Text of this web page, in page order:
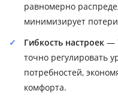
равномерно
минимизирует
Гибкость настроек —
точно регулировать
потребностей,
комфорта.